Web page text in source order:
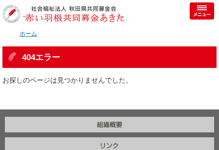
ホーム
404エラー
お探しのページは見つかりませんでした。